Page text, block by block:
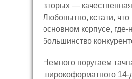
вторых —
Любопытно, кстати,
основном корпусе, где-
большинство
Немного поругаем
широкоформатного 14-